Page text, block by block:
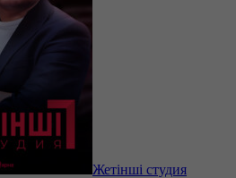
Жетінші студия